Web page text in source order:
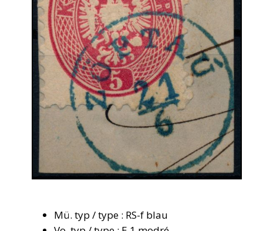
Mü. typ / type : RS-f blau